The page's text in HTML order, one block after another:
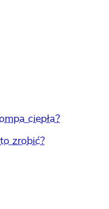
ciepła?
zrobić?